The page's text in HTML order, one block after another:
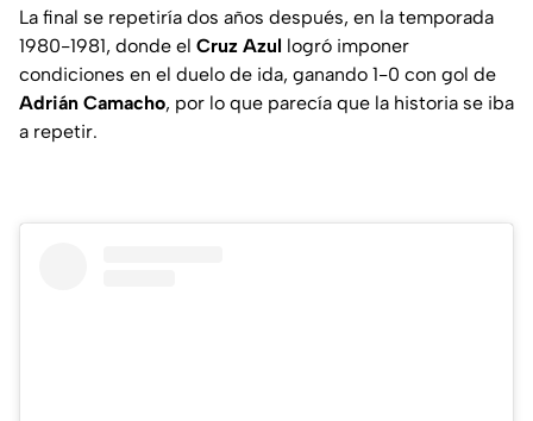
La final se repetiría dos años después, en la temporada
1980-1981, donde el Cruz Azul logró imponer
condiciones en el duelo de ida, ganando 1-0 con gol de
Adrián Camacho, por lo que parecía que la historia se iba
a repetir.